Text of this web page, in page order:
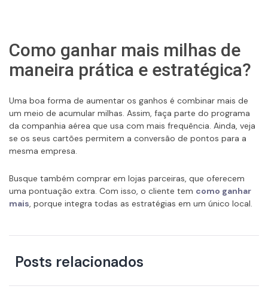
Como ganhar mais milhas de
maneira prática e estratégica?
Uma boa forma de aumentar os ganhos é combinar mais de
um meio de acumular milhas. Assim, faça parte do programa
da companhia aérea que usa com mais frequência. Ainda, veja
se os seus cartões permitem a conversão de pontos para a
mesma empresa.
Busque também comprar em lojas parceiras, que oferecem
uma pontuação extra. Com isso, o cliente tem como ganhar
mais , porque integra todas as estratégias em um único local.
Posts relacionados